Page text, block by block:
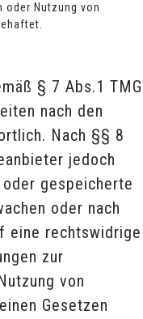
oder Nutzung von
§ 7 Abs.1 TMG
nach den
Nach §§ 8
jedoch
gespeicherte
oder nach
eine rechtswidrige
zur
von
Gesetzen